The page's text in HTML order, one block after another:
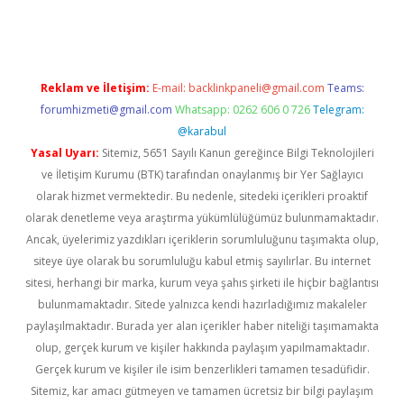
Reklam ve İletişim: E-mail: backlinkpaneli@gmail.com Teams:
forumhizmeti@gmail.com Whatsapp: 0262 606 0 726 Telegram:
@karabul
Yasal Uyarı: Sitemiz, 5651 Sayılı Kanun gereğince Bilgi Teknolojileri
ve İletişim Kurumu (BTK) tarafından onaylanmış bir Yer Sağlayıcı
olarak hizmet vermektedir. Bu nedenle, sitedeki içerikleri proaktif
olarak denetleme veya araştırma yükümlülüğümüz bulunmamaktadır.
Ancak, üyelerimiz yazdıkları içeriklerin sorumluluğunu taşımakta olup,
siteye üye olarak bu sorumluluğu kabul etmiş sayılırlar. Bu internet
sitesi, herhangi bir marka, kurum veya şahıs şirketi ile hiçbir bağlantısı
bulunmamaktadır. Sitede yalnızca kendi hazırladığımız makaleler
paylaşılmaktadır. Burada yer alan içerikler haber niteliği taşımamakta
olup, gerçek kurum ve kişiler hakkında paylaşım yapılmamaktadır.
Gerçek kurum ve kişiler ile isim benzerlikleri tamamen tesadüfidir.
Sitemiz, kar amacı gütmeyen ve tamamen ücretsiz bir bilgi paylaşım